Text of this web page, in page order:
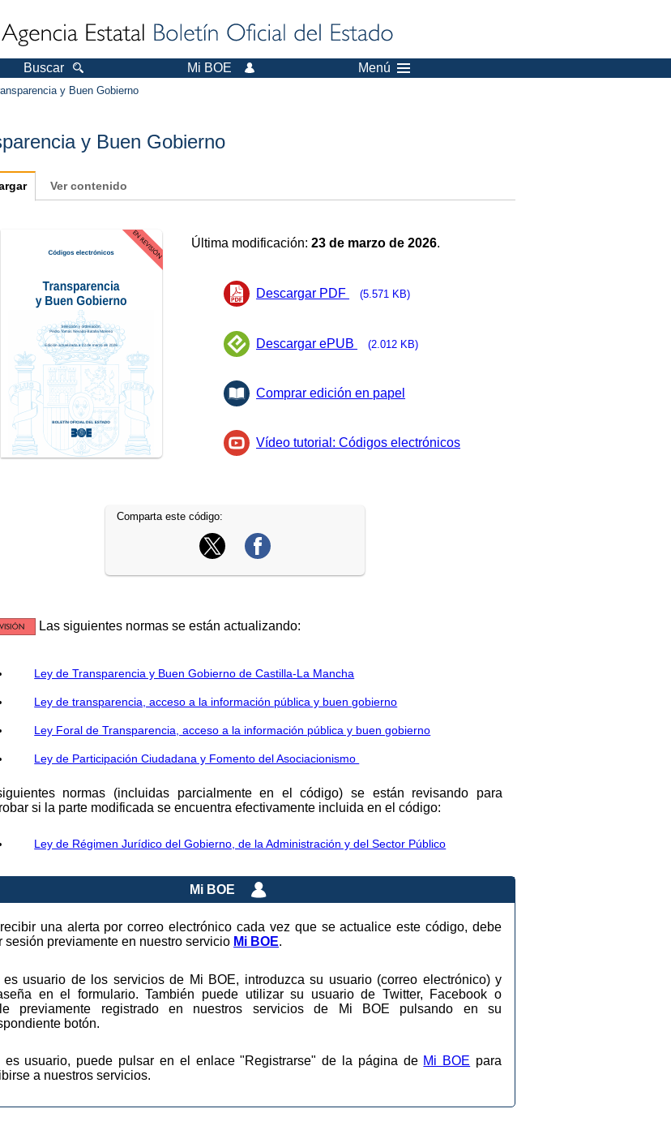
Buscar Mi BOE Menú
y Buen Gobierno
y Buen Gobierno
Ver contenido
Última modificación:23 de marzo de 2026.
Descargar PDF (5.571 KB)
Descargar ePUB (2.012 KB)
Comprar edición en papel
Vídeo tutorial: Códigos electrónicos
Comparta este código:
Las siguientes normas se están actualizando:
Ley de Transparencia y Buen Gobierno de Castilla-La Mancha
Ley de transparencia, acceso a la información pública y buen gobierno
Ley Foral de Transparencia, acceso a la información pública y buen gobierno
Ley de Participación Ciudadana y Fomento del Asociacionismo
normas (incluidas parcialmente en el código) se están revisando para
si la parte modificada se encuentra efectivamente incluida en el código:
Ley de Régimen Jurídico del Gobierno, de la Administración y del Sector Público
Mi BOE
una alerta por correo electrónico cada vez que se actualice este código, debe
sesión previamente en nuestro servicio Mi BOE.
usuario de los servicios de Mi BOE, introduzca su usuario (correo electrónico) y
en el formulario. También puede utilizar su usuario de Twitter, Facebook o
previamente registrado en nuestros servicios de Mi BOE pulsando en su
botón.
es usuario, puede pulsar en el enlace "Registrarse" de la página de Mi BOE para
a nuestros servicios.